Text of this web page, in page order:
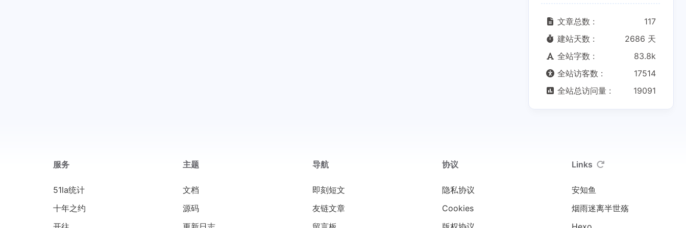
文章总数 :
117
建站天数 :
2686 天
全站字数 :
83.8k
全站访客数 :
17514
全站总访问量 :
19091
服务
51la统计
十年之约
主题
文档
源码
导航
即刻短文
友链文章
协议
隐私协议
Cookies
Links
安知鱼
烟雨迷离半世殇